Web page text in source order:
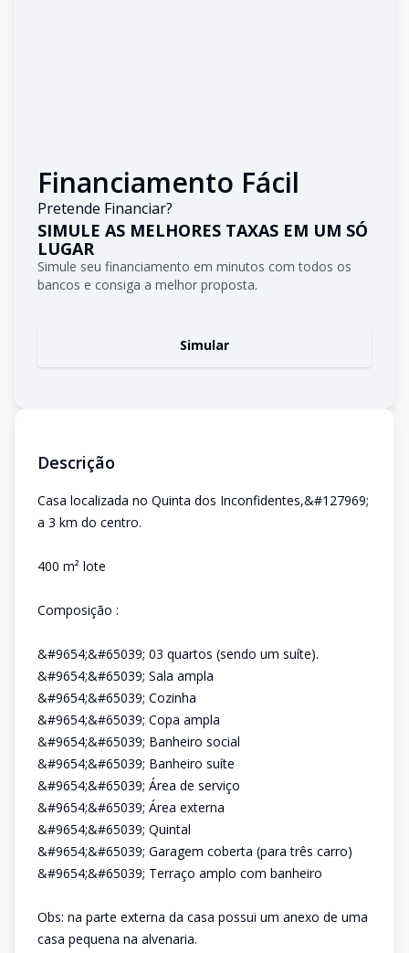
Financiamento Fácil
Pretende Financiar?
SIMULE AS MELHORES TAXAS EM UM SÓ
LUGAR
Simule seu financiamento em minutos com todos os
bancos e consiga a melhor proposta.
Simular
Descrição
Casa localizada no Quinta dos Inconfidentes,&#127969;
a 3 km do centro.
400 m² lote
Composição :
&#9654;&#65039; 03 quartos (sendo um suíte).
&#9654;&#65039; Sala ampla
&#9654;&#65039; Cozinha
&#9654;&#65039; Copa ampla
&#9654;&#65039; Banheiro social
&#9654;&#65039; Banheiro suíte
&#9654;&#65039; Área de serviço
&#9654;&#65039; Área externa
&#9654;&#65039; Quintal
&#9654;&#65039; Garagem coberta (para três carro)
&#9654;&#65039; Terraço amplo com banheiro
Obs: na parte externa da casa possui um anexo de uma
casa pequena na alvenaria.